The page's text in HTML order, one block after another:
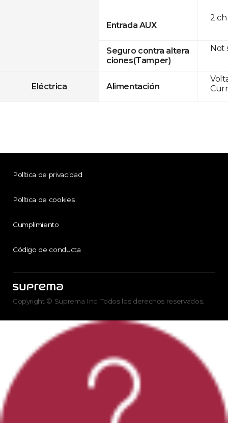
Entrada AUX
Seguro contra altera
ciones(Tamper)
Eléctrica Alimentación
2
Not
Política de privacidad
Política de cookies
Cumplimiento
Código de conducta
Copyright © Suprema Inc. Todos los derechos reservados.